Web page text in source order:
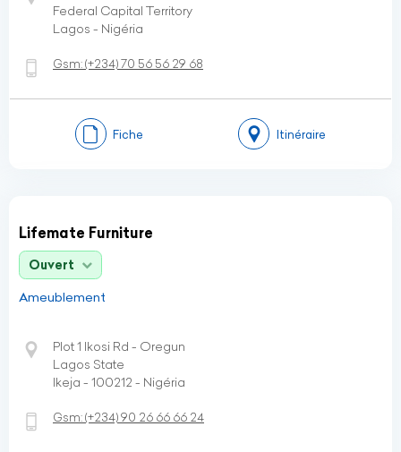
Federal Capital Territory
Lagos - Nigéria
Gsm:(+234)70 56 56 29 68
Fiche Itinéraire
Lifemate Furniture
Ouvert
Ameublement
Plot 1 Ikosi Rd - Oregun
Lagos State
Ikeja - 100212 - Nigéria
Gsm:(+234)90 26 66 66 24